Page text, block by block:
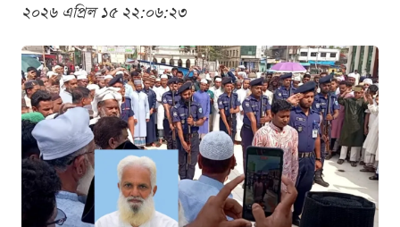
২০২৬ এপ্রিল ১৫ ২২:০৬:২৩